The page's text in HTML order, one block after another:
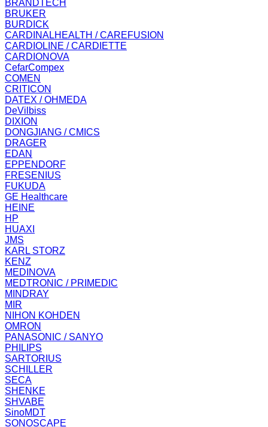
BRANDTECH
BRUKER
BURDICK
CARDINALHEALTH / CAREFUSION
CARDIOLINE / CARDIETTE
CARDIONOVA
CefarCompex
COMEN
CRITICON
DATEX / OHMEDA
DeVilbiss
DIXION
DONGJIANG / CMICS
DRAGER
EDAN
EPPENDORF
FRESENIUS
FUKUDA
GE Healthcare
HEINE
HP
HUAXI
JMS
KARL STORZ
KENZ
MEDINOVA
MEDTRONIC / PRIMEDIC
MINDRAY
MIR
NIHON KOHDEN
OMRON
PANASONIC / SANYO
PHILIPS
SARTORIUS
SCHILLER
SECA
SHENKE
SHVABE
SinoMDT
SONOSCAPE